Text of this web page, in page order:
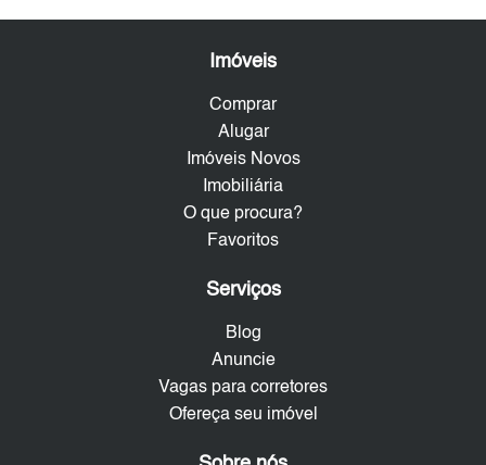
Imóveis
Comprar
Alugar
Imóveis Novos
Imobiliária
O que procura?
Favoritos
Serviços
Blog
Anuncie
Vagas para corretores
Ofereça seu imóvel